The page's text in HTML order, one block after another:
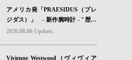
アメリカ発「PRAESIDUS（プレ
ジダス）」 - 新作腕時計 - "歴史
を身に着ける“ -戦場を駆け抜けた
2026.08.06 Update.
Vivienne Westwood（ヴィヴィア